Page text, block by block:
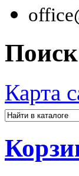
Поиск
Карта